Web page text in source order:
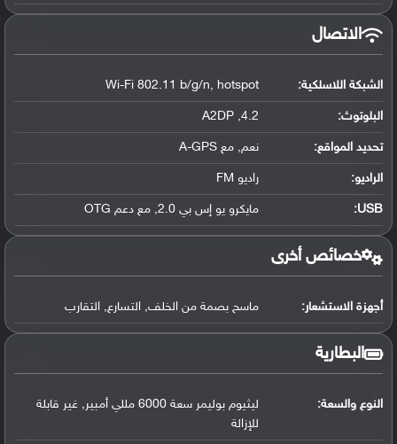
الاتصال
الشبكة اللاسلكية: Wi-Fi 802.11 b/g/n, hotspot
البلوتوث:
4.2, A2DP
تحديد المواقع: نعم, مع A-GPS
الراديو: راديو FM
USB
: مايكرو يو إس بي 2.0, مع دعم OTG
خصائص أخرى
أجهزة الاستشعار: ماسح بصمة من الخلف, التسارع, التقارب
البطارية
النوع والسعة:
ليثيوم بوليمر سعة 6000 مللي أمبير, غير قابلة
للإزالة